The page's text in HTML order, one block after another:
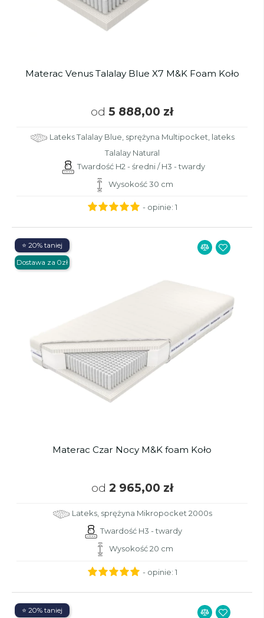
Materac Venus Talalay Blue X7 M&K Foam Koło
od 5 888,00 zł
Lateks Talalay Blue, sprężyna Multipocket, lateks
Talalay Natural
Twardość H2 - średni / H3 - twardy
Wysokość 30 cm
- opinie: 1
Materac Czar Nocy M&K foam Koło
od 2 965,00 zł
Lateks, sprężyna Mikropocket 2000s
Twardość H3 - twardy
Wysokość 20 cm
⭐ 20% taniej
Dostawa za 0zł
- opinie: 1
⭐ 20% taniej